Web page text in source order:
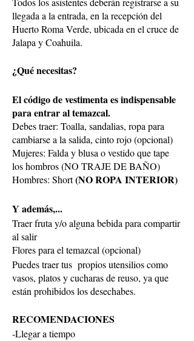
llegada a la entrada, en la recepción del
Huerto Roma Verde, ubicada en el cruce de
Jalapa y Coahuila.
¿Qué necesitas?
El código de vestimenta es indispensable
para entrar al temazcal.
Debes traer: Toalla, sandalias, ropa para
cambiarse a la salida, cinto rojo (opcional)
Mujeres: Falda y blusa o vestido que tape
los hombros (NO TRAJE DE BAÑO)
Hombres: Short(NO ROPA INTERIOR)
Y además,...
Traer fruta y/o alguna bebida para compartir
al salir
Flores para el temazcal (opcional)
Puedes traer tus propios utensilios como
vasos, platos y cucharas de reuso, ya que
están prohibidos los desechabes.
RECOMENDACIONES
-Llegar a tiempo